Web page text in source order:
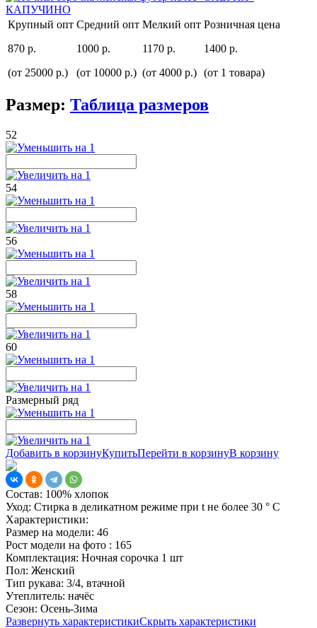
Крупный опт
870 р.
(от 25000 р.)
Средний опт
1000 р.
(от 10000 р.)
Мелкий опт
1170 р.
(от 4000 р.)
Розничная цена
1400 р.
(от 1 товара)
Размер: Таблица размеров
52
54
56
58
60
Размерный ряд
Добавить в корзинуКупитьПерейти в корзинуВ корзину
Состав: 100% хлопок
Уход: Стирка в деликатном режиме при t не более 30 ° С
Характеристики:
Размер на модели: 46
Рост модели на фото : 165
Комплектация: Ночная сорочка 1 шт
Пол: Женский
Тип рукава: 3/4, втачной
Утеплитель: начёс
Сезон: Осень-Зима
Развернуть характеристикиСкрыть характеристики